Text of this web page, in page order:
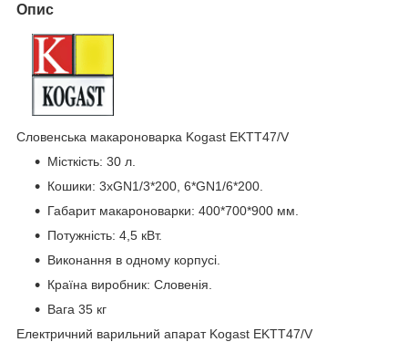
Опис
Словенська макароноварка Kogast EKTT47/V
Місткість: 30 л.
Кошики: 3хGN1/3*200, 6*GN1/6*200.
Габарит макароноварки: 400*700*900 мм.
Потужність: 4,5 кВт.
Виконання в одному корпусі.
Країна виробник: Словенія.
Вага 35 кг
Електричний варильний апарат Kogast EKTT47/V